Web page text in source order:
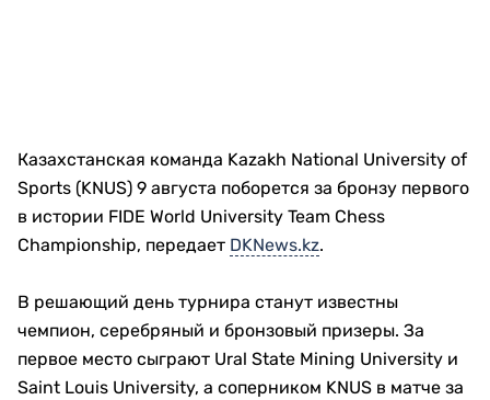
Казахстанская команда Kazakh National University of
Sports (KNUS) 9 августа поборется за бронзу первого
в истории FIDE World University Team Chess
Championship, передает DKNews.kz.
В решающий день турнира станут известны
чемпион, серебряный и бронзовый призеры. За
первое место сыграют Ural State Mining University и
Saint Louis University, а соперником KNUS в матче за